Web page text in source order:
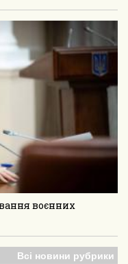
воєнних
Всі новини рубрики